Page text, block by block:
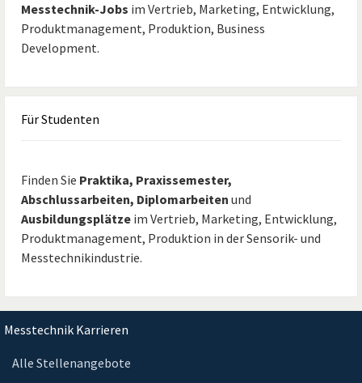
Messtechnik-Jobs im Vertrieb, Marketing, Entwicklung,
Produktmanagement, Produktion, Business
Development.
FürStudenten
Finden Sie Praktika, Praxissemester,
Abschlussarbeiten, Diplomarbeiten und
Ausbildungsplätze im Vertrieb, Marketing, Entwicklung,
Produktmanagement, Produktion in der Sensorik- und
Messtechnikindustrie.
Messtechnik Karrieren
Alle Stellenangebote